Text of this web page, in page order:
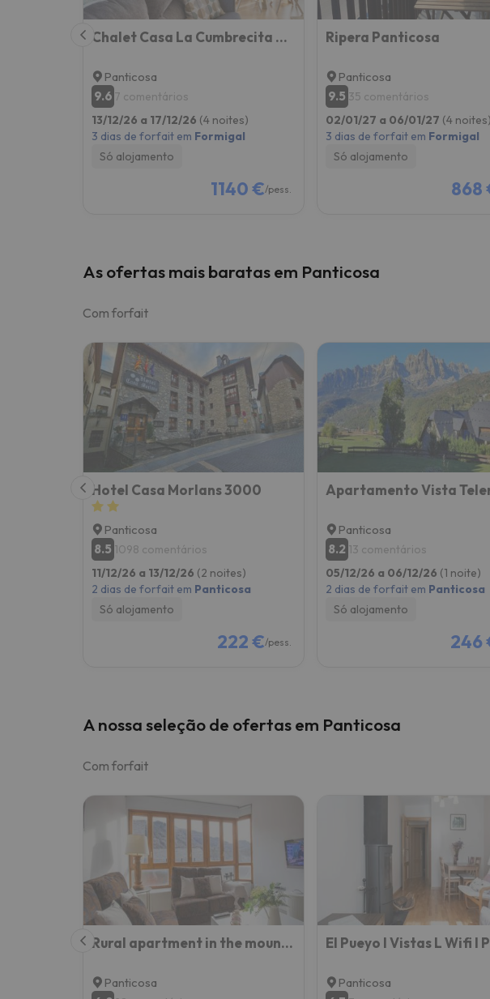
Chalet Casa La Cumbrecita en Panticosa
Panticosa
9.6 7 comentários
13/12/26 a 17/12/26 (4 noites)
3 dias de forfait em Formigal
Só alojamento
1140 €/pess.
Ripera Panticosa
Panticosa
9.5 35 comentários
02/01/27 a 06/01/27 (4 noites)
3 dias de forfait em Formigal
Só alojamento
868
As ofertas mais baratas em Panticosa
Com forfait
Hotel Casa Morlans 3000
Panticosa
8.5 1098 comentários
11/12/26 a 13/12/26 (2 noites)
2 dias de forfait em Panticosa
Só alojamento
222 €/pess.
Apartamento Vista
Panticosa
8.2 13 comentários
05/12/26 a 06/12/26 (1 noite)
2 dias de forfait em Panticosa
Só alojamento
246
A nossa seleção de ofertas em Panticosa
Com forfait
Rural apartment in the mountains
Panticosa
Panticosa